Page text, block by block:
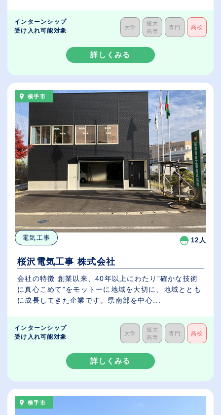
インターンシップ
受け入れ可能対象
大学
短大
高専
専門 高校
詳しくみる
横手市
電気工事 12人
桜沢電気工事 株式会社
会社の特徴 創業以来、40年以上にわたり”確かな技術
に真心こめて”をモットーに地域を大切に、地域ととも
に成長してきた企業です。県南部を中心...
インターンシップ
受け入れ可能対象
大学
短大
高専
専門 高校
詳しくみる
横手市